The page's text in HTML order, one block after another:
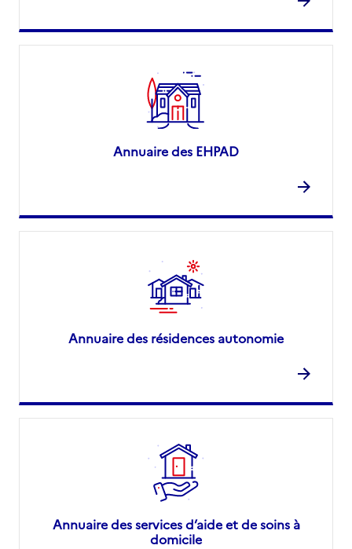
Annuaire des EHPAD
Annuaire des résidences autonomie
Annuaire des services d’aide et de soins à
domicile